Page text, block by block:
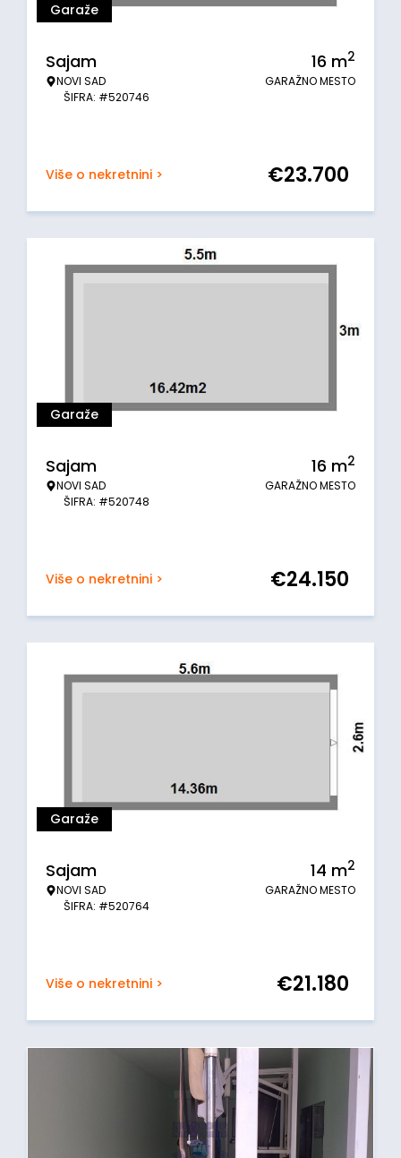
Garaže
Sajam
NOVI SAD
ŠIFRA: #520746
16 m2
GARAŽNO MESTO
Više o nekretnini > €23.700
Garaže
Sajam
NOVI SAD
ŠIFRA: #520748
16 m2
GARAŽNO MESTO
Više o nekretnini > €24.150
Garaže
Sajam
NOVI SAD
ŠIFRA: #520764
14 m2
GARAŽNO MESTO
Više o nekretnini > €21.180